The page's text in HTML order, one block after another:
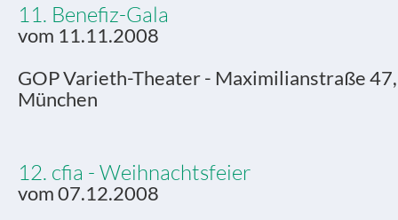
11. Benefiz-Gala
vom 11.11.2008
GOP Varieth-Theater - Maximilianstraße
München
12. cfia - Weihnachtsfeier
vom 07.12.2008